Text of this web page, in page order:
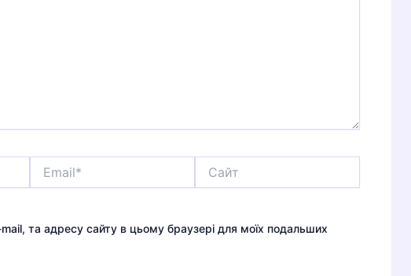
та адресу сайту в цьому браузері для моїх подальших